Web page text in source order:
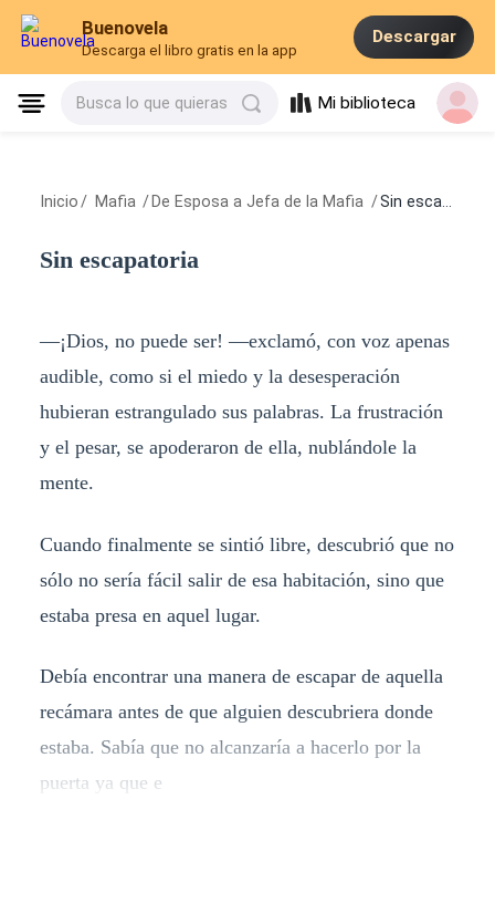
Buenovela
Descarga el libro gratis en la app
Descargar
Busca lo que quieras Mi biblioteca
Inicio / Mafia / De Esposa a Jefa de la Mafia /Sin escapatoria
Sin escapatoria
—¡Dios, no puede ser! —exclamó, con voz apenas
audible, como si el miedo y la desesperación
hubieran estrangulado sus palabras. La frustración
y el pesar, se apoderaron de ella, nublándole la
mente.
Cuando finalmente se sintió libre, descubrió que no
sólo no sería fácil salir de esa habitación, sino que
estaba presa en aquel lugar.
Debía encontrar una manera de escapar de aquella
recámara antes de que alguien descubriera donde
estaba. Sabía que no alcanzaría a hacerlo por la
puerta ya que e